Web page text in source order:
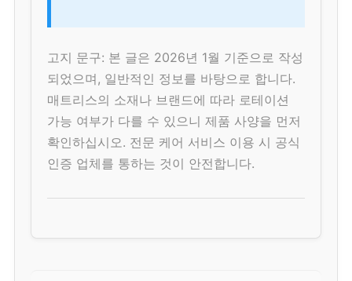
고지 문구: 본 글은 2026년 1월 기준으로 작성
되었으며, 일반적인 정보를 바탕으로 합니다.
매트리스의 소재나 브랜드에 따라 로테이션
가능 여부가 다를 수 있으니 제품 사양을 먼저
확인하십시오. 전문 케어 서비스 이용 시 공식
인증 업체를 통하는 것이 안전합니다.